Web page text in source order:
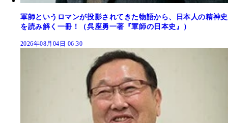
軍師というロマンが投影されてきた物語から、日本人の精神史
を読み解く一冊！（呉座勇一著『軍師の日本史』）
2026年08月04日 06:30